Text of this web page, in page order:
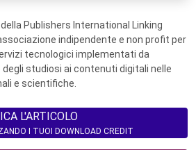
Publishers International Linking
indipendente e non profit per
tecnologici implementati da
degli studiosi ai contenuti digitali nelle
e scientifiche.
L'ARTICOLO
I TUOI DOWNLOAD CREDIT